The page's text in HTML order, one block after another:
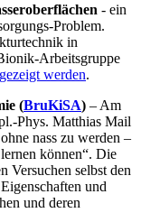
- ein
Problem.
in
Arbeitsgruppe
gezeigt werden.
(BruKiSA) – Am
Phys. Matthias Mail
nass zu werden –
können“. Die
Versuchen selbst den
und
und deren